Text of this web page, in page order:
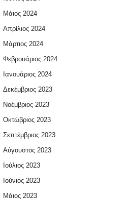
Μάιος 2024
Απρίλιος 2024
Μάρτιος 2024
Φεβρουάριος 2024
Ιανουάριος 2024
Δεκέμβριος 2023
Νοέμβριος 2023
Οκτώβριος 2023
Σεπτέμβριος 2023
Αύγουστος 2023
Ιούλιος 2023
Ιούνιος 2023
Μάιος 2023